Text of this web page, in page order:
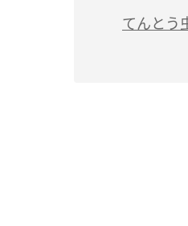
（2）
（1）
てんとう